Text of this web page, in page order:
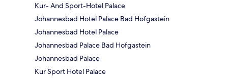
Kur- And Sport-Hotel Palace
Johannesbad Hotel Palace Bad Hofgastein
Johannesbad Hotel Palace
Johannesbad Palace Bad Hofgastein
Johannesbad Palace
Kur Sport Hotel Palace